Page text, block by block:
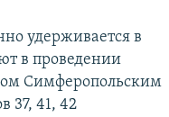
удерживается в
в проведении
Симферопольским
37, 41, 42